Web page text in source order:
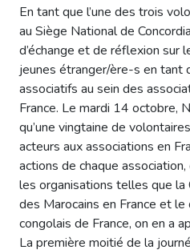
En tant que l’une des trois
au Siège National de
d’échange et de réflexion sur
jeunes étranger/ère-s en tant
associatifs au sein des
France. Le mardi 14 octobre,
qu’une vingtaine de
acteurs aux associations en
actions de chaque
les organisations telles que la
des Marocains en France et
congolais de France, on en a
La première moitié de la